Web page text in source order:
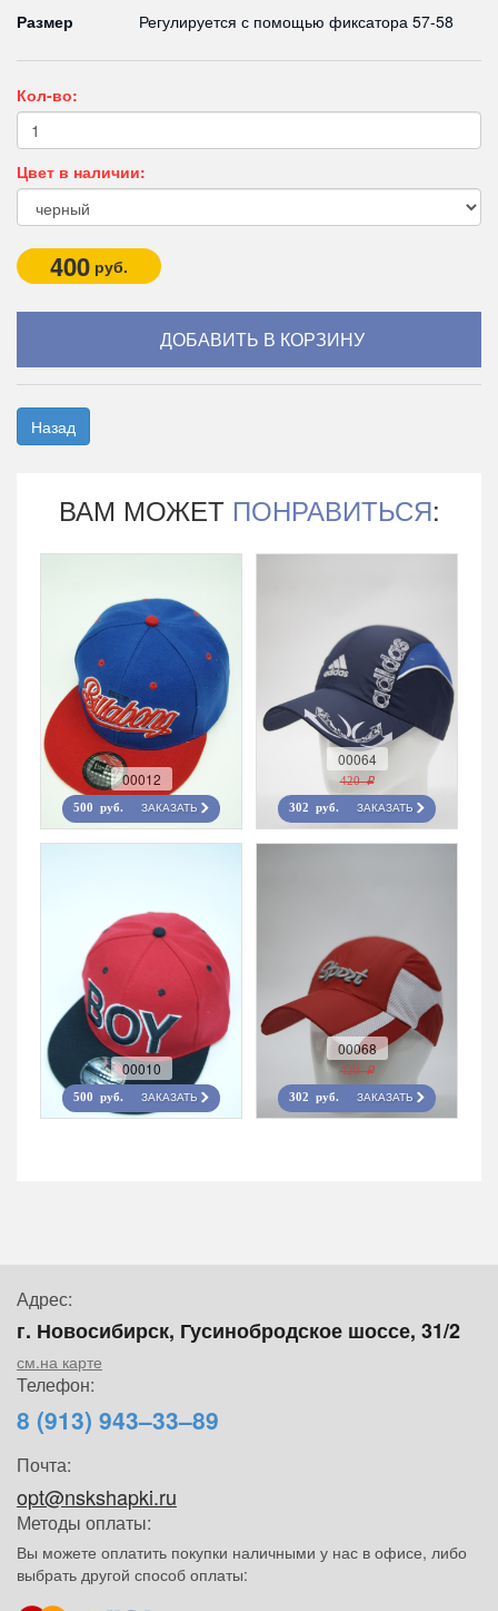
Размер
Регулируется с помощью фиксатора 57-58
Кол-во:
Цвет в наличии:
400 руб.
Назад
ВАМ МОЖЕТ ПОНРАВИТЬСЯ:
00012
500 руб. ЗАКАЗАТЬ
00064
420 r
302 руб. ЗАКАЗАТЬ
00010
500 руб. ЗАКАЗАТЬ
00068
420 r
302 руб. ЗАКАЗАТЬ
Адрес:
г. Новосибирск, Гусинобродское шоссе, 31/2
см.на карте
Телефон:
8 (913) 943–33–89
Почта:
opt@nskshapki.ru
Методы оплаты:
Вы можете оплатить покупки наличными у нас в офисе, либо
выбрать другой способ оплаты: